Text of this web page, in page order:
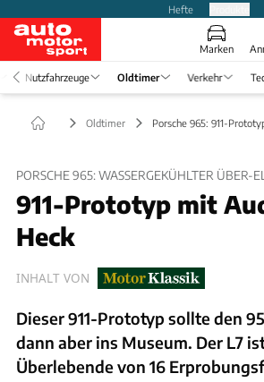
Hefte
Marken
Nutzfahrzeuge Oldtimer Verkehr
Oldtimer Porsche 965: 911-
PORSCHE 965: WASSERGEKÜHLTER ÜBER-
911-Prototyp mit
Heck
INHALT VON
Dieser 911-Prototyp sollte den
dann aber ins Museum. Der L7
Überlebende von 16